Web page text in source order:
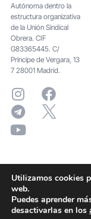
Autónoma dentro la
estructura organizativa
de la Unión Sindical
Obrera. CIF
G83365445. C/
Principe de Vergara, 13
7 28001 Madrid.
Utilizamos cookies
web.
Puedes aprender
desactivarlas en los